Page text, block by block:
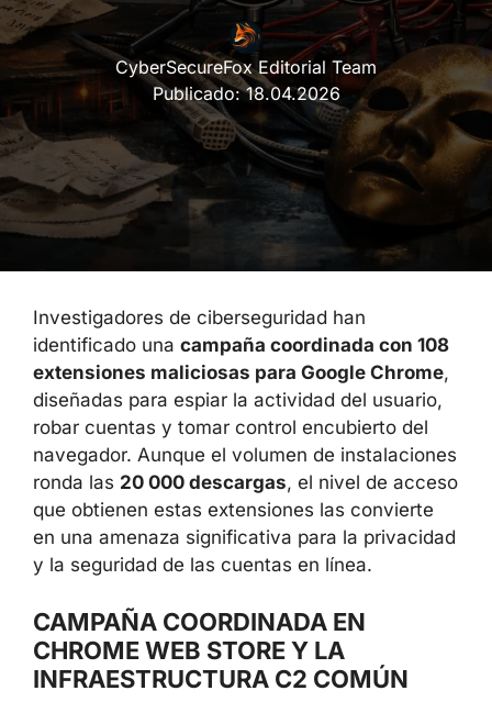
CyberSecureFox Editorial Team
Publicado:18.04.2026
Investigadores de ciberseguridad han
identificado una campaña coordinada con
108 extensiones maliciosas para Google
Chrome, diseñadas para espiar la actividad
del usuario, robar cuentas y tomar control
encubierto del navegador. Aunque el volumen
de instalaciones ronda las20 000 descargas,
el nivel de acceso que obtienen estas
extensiones las convierte en una amenaza
significativa para la privacidad y la seguridad
CAMPAÑA COORDINADA EN
CHROME WEB STORE Y LA